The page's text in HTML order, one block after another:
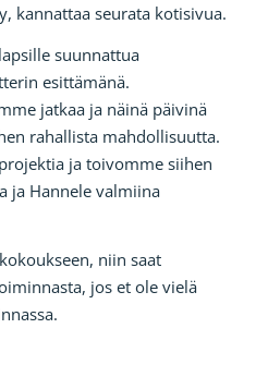
kannattaa seurata kotisivua.
suunnattua
esittämänä.
jatkaa ja näinä päivinä
rahallista mahdollisuutta.
ja toivomme siihen
ja Hannele valmiina
niin saat
jos et ole vielä